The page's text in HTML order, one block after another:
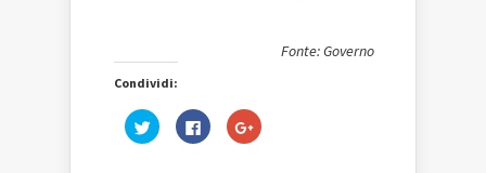
Fonte: Governo
Condividi:
Fai
clic
Fai
clic
Fai
clic